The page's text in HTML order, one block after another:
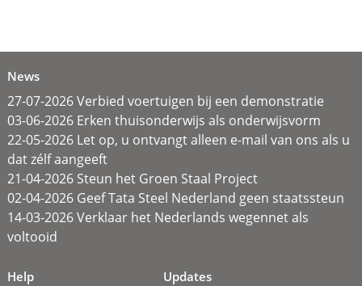
News
27-07-2026 Verbied voertuigen bij een demonstratie
03-06-2026 Erken thuisonderwijs als onderwijsvorm
22-05-2026 Let op, u ontvangt alleen e-mail van ons als u
dat zélf aangeeft
21-04-2026 Steun het Groen Staal Project
02-04-2026 Geef Tata Steel Nederland geen staatssteun
14-03-2026 Verklaar het Nederlands wegennet als
voltooid
Help
Updates